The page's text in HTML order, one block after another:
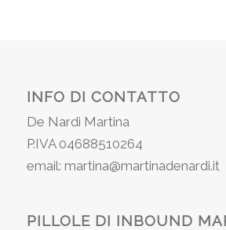
INFO DI CONTATTO
De Nardi Martina
P.IVA 04688510264
email: martina@martinadenardi.it
PILLOLE DI INBOUND